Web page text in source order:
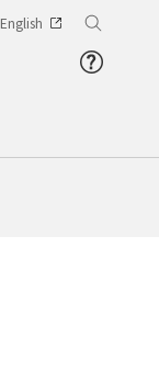
English